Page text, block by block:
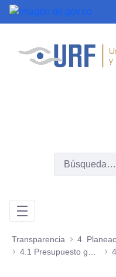
Saltar al contenido principal
Transparencia